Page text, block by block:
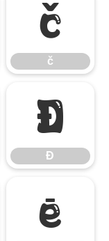
č
č
Đ
Đ
ē